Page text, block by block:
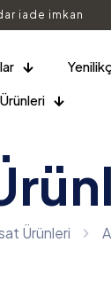
iade imkan
Ürünleri